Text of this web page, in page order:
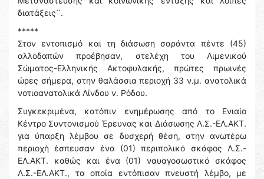
διατάξεις¨.
*****
Στον εντοπισμό και τη διάσωση σαράντα πέντε (45)
αλλοδαπών προέβησαν, στελέχη του Λιμενικού
Σώματος-Ελληνικής Ακτοφυλακής, πρώτες πρωινές
ώρες σήμερα, στην θαλάσσια περιοχή 33 ν.μ. ανατολικά
νοτιοανατολικά Λίνδου ν. Ρόδου.
Συγκεκριμένα, κατόπιν ενημέρωσης από το Ενιαίο
Κέντρο Συντονισμού Έρευνας και Διάσωσης Λ.Σ.-ΕΛ.ΑΚΤ.
για ύπαρξη λέμβου σε δυσχερή θέση, στην ανωτέρω
περιοχή έσπευσαν ένα (01) περιπολικό σκάφος Λ.Σ.-
ΕΛ.ΑΚΤ. καθώς και ένα (01) ναυαγοσωστικό σκάφος
Λ.Σ.-ΕΛ.ΑΚΤ., τα οποία εντόπισαν πνευστή λέμβο, με